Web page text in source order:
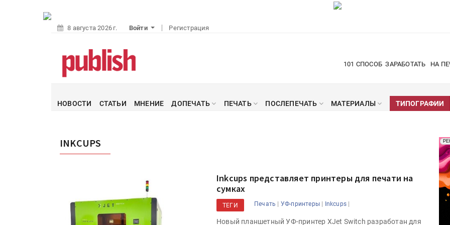
8 августа 2026 г. Войти Регистрация
101 СПОСОБ ЗАРАБОТАТЬ НА
НОВОСТИ СТАТЬИ МНЕНИЕ ДОПЕЧАТЬ ПЕЧАТЬ ПОСЛЕПЕЧАТЬ МАТЕРИАЛЫ ТИПОГРАФИИ
INKCUPS
Inkcups представляет принтеры для печати на
сумках
ТЕГИ Печать | УФ-принтеры | Inkcups |
Новый планшетный УФ-принтер XJet Switch разработан для